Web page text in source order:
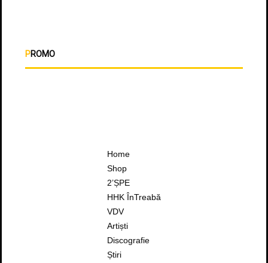
PROMO
Home
Shop
2’ȘPE
HHK ÎnTreabă
VDV
Artiști
Discografie
Știri